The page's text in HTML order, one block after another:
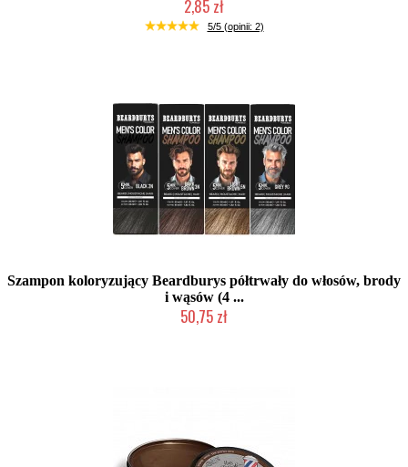
2,85 zł
Chwilowo niedostępny
5/5 (opinii: 2)
Szampon koloryzujący Beardburys półtrwały do włosów, brody
i wąsów (4 ...
50,75 zł